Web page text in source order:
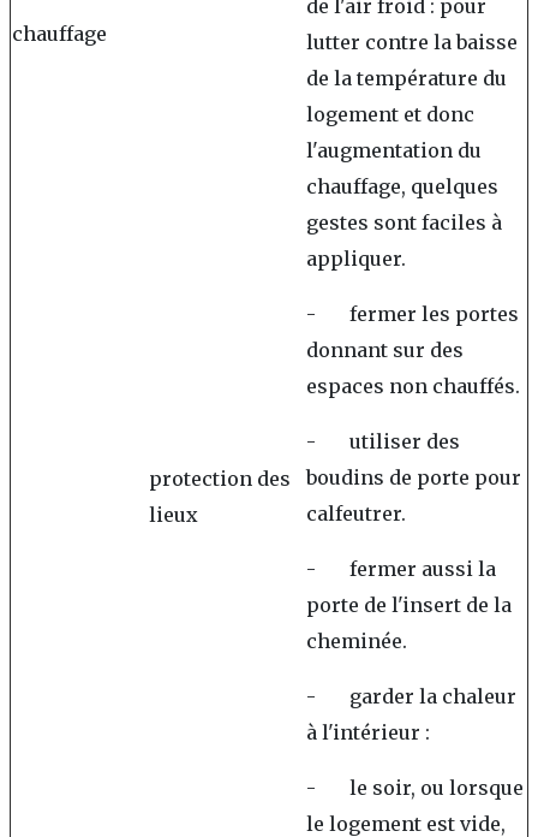
chauffage
protection des
lieux
de l'air froid : pour
lutter contre la baisse
de la température du
logement et donc
l'augmentation du
chauffage, quelques
gestes sont faciles à
appliquer.
- fermer les portes
donnant sur des
espaces non chauffés.
- utiliser des
boudins de porte pour
calfeutrer.
- fermer aussi la
porte de l'insert de la
cheminée.
- garder la chaleur
à l'intérieur :
- le soir, ou lorsque
le logement est vide,